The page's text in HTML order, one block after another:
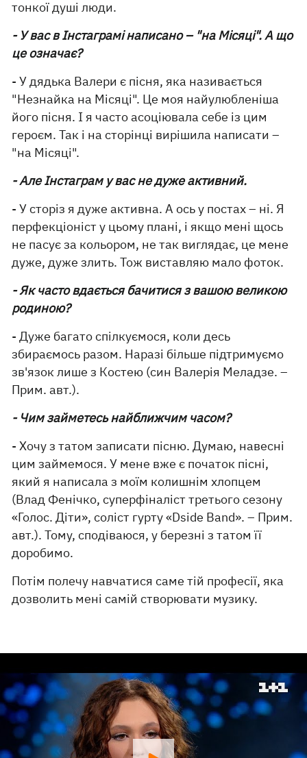
тонкої душі люди.
- У вас в Інстаграмі написано – "на Місяці". А що
це означає?
- У дядька Валери є пісня, яка називається
"Незнайка на Місяці". Це моя найулюбленіша
його пісня. І я часто асоціювала себе із цим
героєм. Так і на сторінці вирішила написати –
"на Місяці".
- Але Інстаграм у вас не дуже активний.
- У сторіз я дуже активна. А ось у постах – ні. Я
перфекціоніст у цьому плані, і якщо мені щось
не пасує за кольором, не так виглядає, це мене
дуже, дуже злить. Тож виставляю мало фоток.
- Як часто вдається бачитися з вашою великою
родиною?
- Дуже багато спілкуємося, коли десь
збираємось разом. Наразі більше підтримуємо
зв'язок лише з Костею (син Валерія Меладзе. –
Прим. авт.).
- Чим займетесь найближчим часом?
- Хочу з татом записати пісню. Думаю, навесні
цим займемося. У мене вже є початок пісні,
який я написала з моїм колишнім хлопцем
(Влад Фенічко, суперфіналіст третього сезону
«Голос. Діти», соліст гурту «Dside Band». – Прим.
авт.). Тому, сподіваюся, у березні з татом її
доробимо.
Потім полечу навчатися саме тій професії, яка
дозволить мені самій створювати музику.